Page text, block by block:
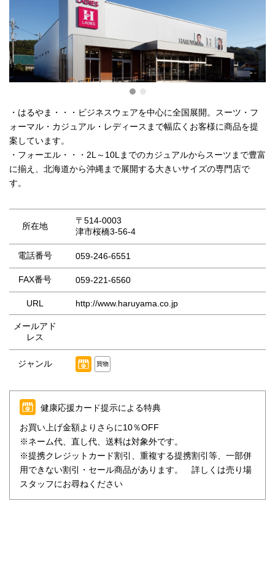
・はるやま・・・ビジネスウェアを中心に全国展開。スーツ・フ
ォーマル・カジュアル・レディースまで幅広くお客様に商品を提
案しています。
・フォーエル・・・2L～10Lまでのカジュアルからスーツまで豊富
に揃え、北海道から沖縄まで展開する大きいサイズの専門店で
す。
所在地
〒514-0003
津市桜橋3-56-4
電話番号 059-246-6551
FAX番号 059-221-6560
URL http://www.haruyama.co.jp
メールアド
レス
ジャンル 買物
健康応援カード提示による特典
お買い上げ金額よりさらに10％OFF
※ネーム代、直し代、送料は対象外です。
※提携クレジットカード割引、重複する提携割引等、一部併
用できない割引・セール商品があります。 詳しくは売り場
スタッフにお尋ねください